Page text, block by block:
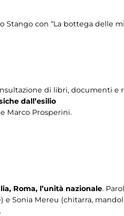
Stango con “La bottega delle
di libri, documenti e
dall’esilio
Marco Prosperini.
Roma, l’unità nazionale.
e Sonia Mereu (chitarra,